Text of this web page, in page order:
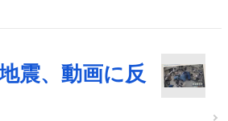
震、動画に反